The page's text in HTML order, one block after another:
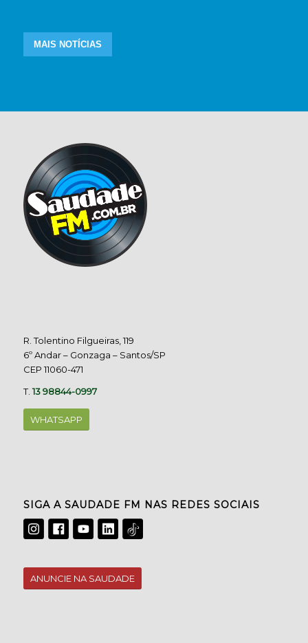
MAIS NOTÍCIAS
R. Tolentino Filgueiras, 119
6º Andar – Gonzaga – Santos/SP
CEP 11060-471
T.13 98844-0997
WHATSAPP
SIGA A SAUDADE FM NAS REDES SOCIAIS
ANUNCIE NA SAUDADE